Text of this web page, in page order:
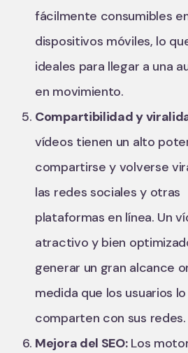
fácilmente consumibles
dispositivos móviles, lo
ideales para llegar a una
en movimiento.
Compartibilidad y
vídeos tienen un alto
compartirse y volverse
las redes sociales y otras
plataformas en línea. Un
atractivo y bien
generar un gran alcance
medida que los usuarios lo
comparten con sus redes.
Mejora del SEO:Los